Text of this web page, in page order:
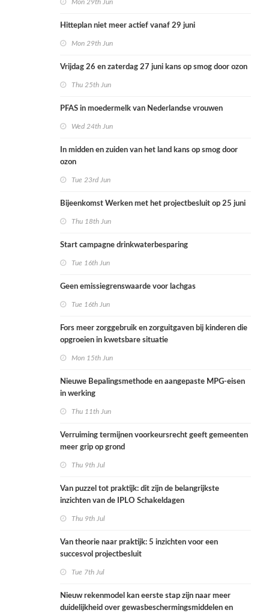
Mon 29th Jun
Hitteplan niet meer actief vanaf 29 juni
Mon 29th Jun
Vrijdag 26 en zaterdag 27 juni kans op smog door ozon
Thu 25th Jun
PFAS in moedermelk van Nederlandse vrouwen
Wed 24th Jun
In midden en zuiden van het land kans op smog door
ozon
Tue 23rd Jun
Bijeenkomst Werken met het projectbesluit op 25 juni
Thu 18th Jun
Start campagne drinkwaterbesparing
Tue 16th Jun
Geen emissiegrenswaarde voor lachgas
Tue 16th Jun
Fors meer zorggebruik en zorguitgaven bij kinderen die
opgroeien in kwetsbare situatie
Mon 15th Jun
Nieuwe Bepalingsmethode en aangepaste MPG-eisen
in werking
Thu 11th Jun
Verruiming termijnen voorkeursrecht geeft gemeenten
meer grip op grond
Thu 9th Jul
Van puzzel tot praktijk: dit zijn de belangrijkste
inzichten van de IPLO Schakeldagen
Thu 9th Jul
Van theorie naar praktijk: 5 inzichten voor een
succesvol projectbesluit
Tue 7th Jul
Nieuw rekenmodel kan eerste stap zijn naar meer
duidelijkheid over gewasbeschermingsmiddelen en